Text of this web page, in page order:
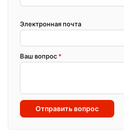
Электронная почта
Ваш вопрос *
Отправить вопрос